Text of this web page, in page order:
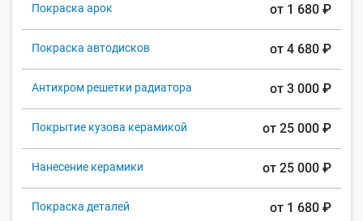
Покраска арок от 1 680 ₽
Покраска автодисков от 4 680 ₽
Антихром решетки радиатора от 3 000 ₽
Покрытие кузова керамикой от 25 000 ₽
Нанесение керамики от 25 000 ₽
Покраска деталей от 1 680 ₽